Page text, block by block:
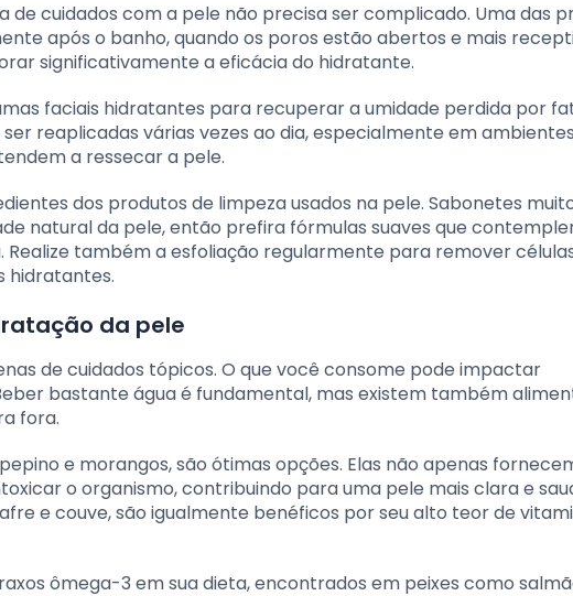
cuidados com a pele não precisa ser complicado. Uma das
após o banho, quando os poros estão abertos e mais
significativamente a eficácia do hidratante.
faciais hidratantes para recuperar a umidade perdida por
reaplicadas várias vezes ao dia, especialmente em
a ressecar a pele.
dos produtos de limpeza usados na pele. Sabonetes
natural da pele, então prefira fórmulas suaves que
também a esfoliação regularmente para remover
hidratantes.
da pele
de cuidados tópicos. O que você consome pode impactar
bastante água é fundamental, mas existem também
fora.
e morangos, são ótimas opções. Elas não apenas
o organismo, contribuindo para uma pele mais clara e
e couve, são igualmente benéficos por seu alto teor de
ômega-3 em sua dieta, encontrados em peixes como